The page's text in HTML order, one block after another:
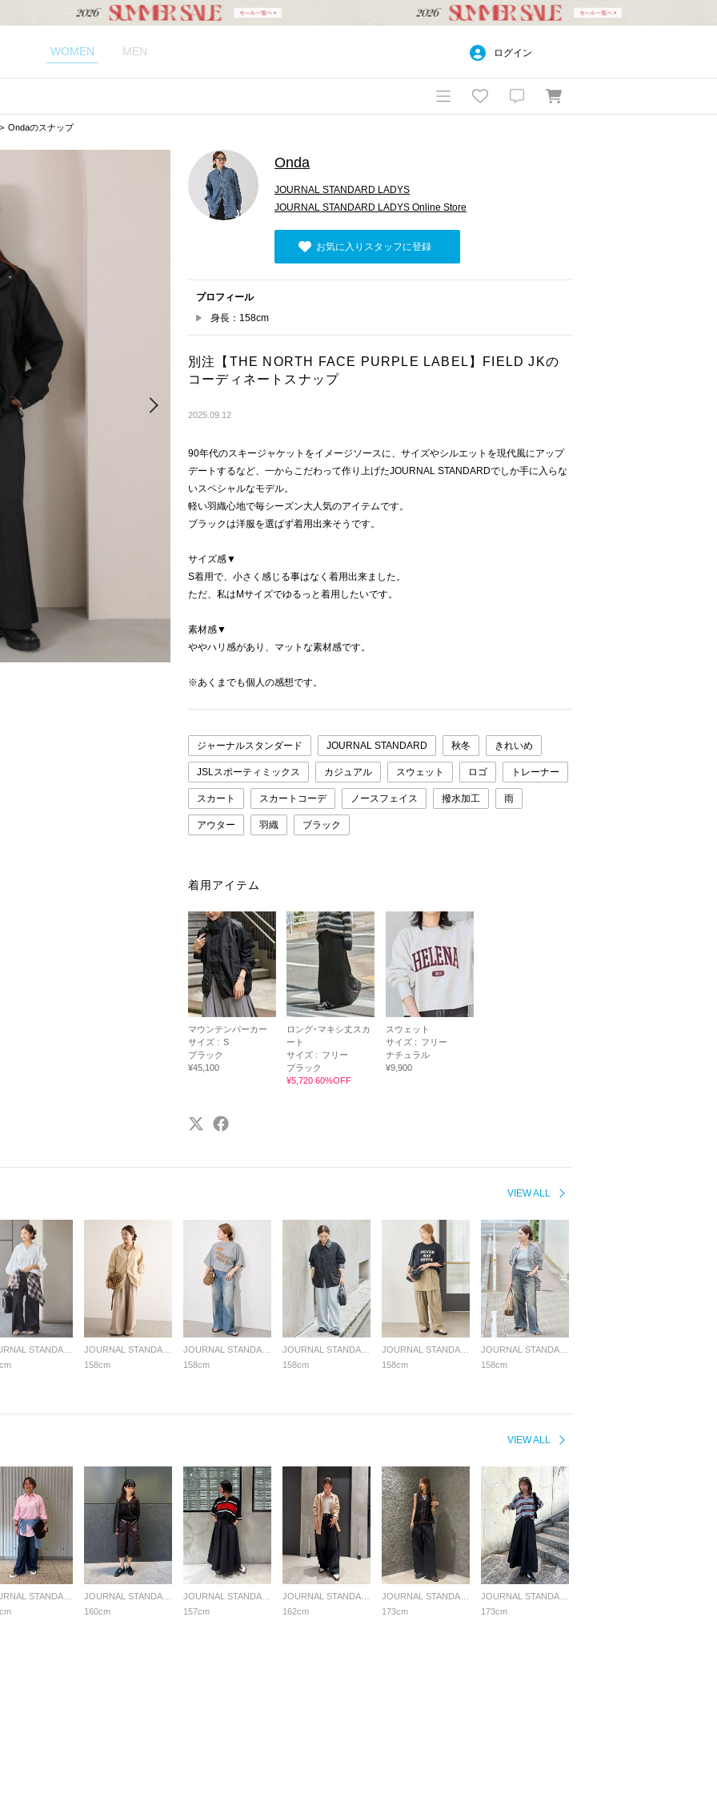
WOMEN MEN ログイン
Ondaのスナップ
Onda
JOURNAL STANDARD LADYS
JOURNAL STANDARD LADYS Online Store
お気に入りスタッフに登録
プロフィール
身長：158cm
別注【THE NORTH FACE PURPLE LABEL】FIELD JKの
コーディネートスナップ
2025.09.12
90年代のスキージャケットをイメージソースに、サイズやシルエットを現代風にアップ
デートするなど、一からこだわって作り上げたJOURNAL STANDARDでしか手に入らな
いスペシャルなモデル。
軽い羽織心地で毎シーズン大人気のアイテムです。
ブラックは洋服を選ばず着用出来そうです。
サイズ感▼
S着用で、小さく感じる事はなく着用出来ました。
ただ、私はМサイズでゆるっと着用したいです。
素材感▼
ややハリ感があり、マットな素材感です。
※あくまでも個人の感想です。
ジャーナルスタンダード JOURNAL STANDARD 秋冬 きれいめ
JSLスポーティミックス カジュアル スウェット ロゴ トレーナー
スカート スカートコーデ ノースフェイス 撥水加工 雨
アウター 羽織 ブラック
着用アイテム
マウンテンパーカー
サイズ : S
ブラック
¥45,100
ロング･マキシ丈スカ
ート
サイズ : フリー
ブラック
¥5,720 60%OFF
スウェット
サイズ : フリー
ナチュラル
¥9,900
VIEW ALL
158cm
158cm
158cm
158cm
158cm
VIEW ALL
160cm
157cm
162cm
173cm
173cm